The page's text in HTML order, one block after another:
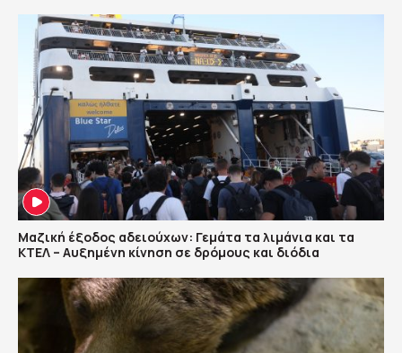
Μαζική έξοδος αδειούχων: Γεμάτα τα λιμάνια και τα
ΚΤΕΛ – Αυξημένη κίνηση σε δρόμους και διόδια